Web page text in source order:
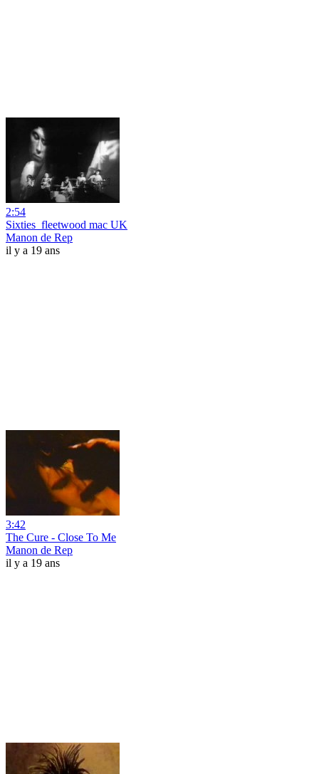
2:54
Sixties_fleetwood mac UK
Manon de Rep
il y a 19 ans
3:42
The Cure - Close To Me
Manon de Rep
il y a 19 ans